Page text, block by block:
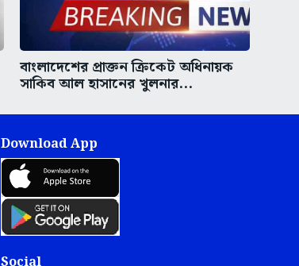
বাংলাদেশের প্রাক্তন ক্রিকেট অধিনায়ক
সাকিব আল হাসানের খুলনার...
Download App